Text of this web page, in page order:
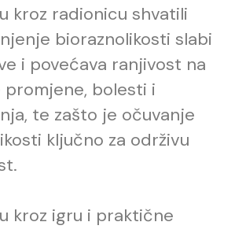
kroz radionicu shvatili
bioraznolikosti slabi
i povećava ranjivost na
promjene, bolesti i
te zašto je očuvanje
ključno za održivu
kroz igru i praktične